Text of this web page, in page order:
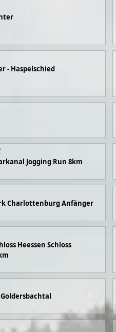
- Haspelschied
Jogging Run 8km
Charlottenburg Anfänger
Heessen Schloss